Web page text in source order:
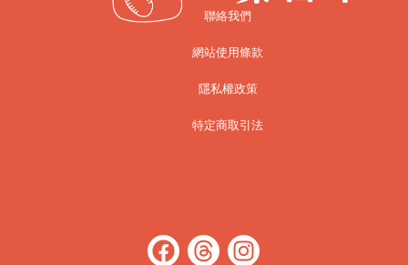
聯絡我們
網站使用條款
隱私權政策
特定商取引法